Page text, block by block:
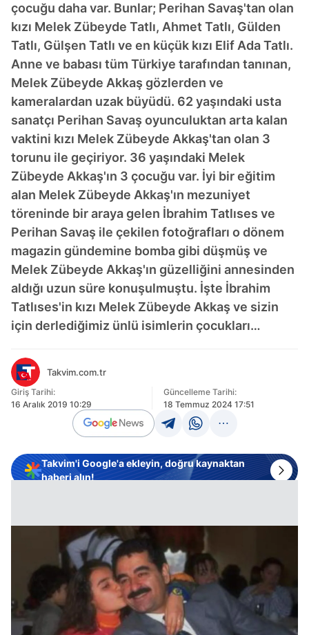
çocuğu daha var. Bunlar; Perihan Savaş'tan olan
kızı Melek Zübeyde Tatlı, Ahmet Tatlı, Gülden
Tatlı, Gülşen Tatlı ve en küçük kızı Elif Ada Tatlı.
Anne ve babası tüm Türkiye tarafından tanınan,
Melek Zübeyde Akkaş gözlerden ve
kameralardan uzak büyüdü. 62 yaşındaki usta
sanatçı Perihan Savaş oyunculuktan arta kalan
vaktini kızı Melek Zübeyde Akkaş'tan olan 3
torunu ile geçiriyor. 36 yaşındaki Melek
Zübeyde Akkaş'ın 3 çocuğu var. İyi bir eğitim
alan Melek Zübeyde Akkaş'ın mezuniyet
töreninde bir araya gelen İbrahim Tatlıses ve
Perihan Savaş ile çekilen fotoğrafları o dönem
magazin gündemine bomba gibi düşmüş ve
Melek Zübeyde Akkaş'ın güzelliğini annesinden
aldığı uzun süre konuşulmuştu. İşte İbrahim
Tatlıses'in kızı Melek Zübeyde Akkaş ve sizin
için derlediğimiz ünlü isimlerin çocukları…
Takvim.com.tr
Giriş Tarihi:
16 Aralık 2019 10:29
Güncelleme Tarihi:
18 Temmuz 2024 17:51
Takvim'i Google'a ekleyin, doğru kaynaktan
haberi alın!